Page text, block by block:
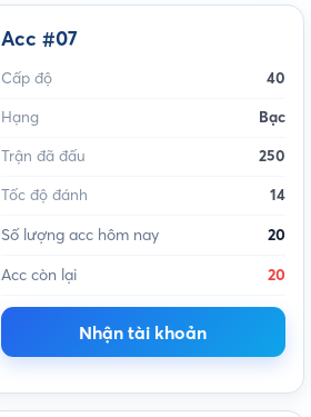
Acc #07
Cấp độ 40
Hạng Bạc
Trận đã đấu 250
Tốc độ đánh 14
Số lượng acc hôm nay
20
Acc còn lại
20
Nhận tài khoản